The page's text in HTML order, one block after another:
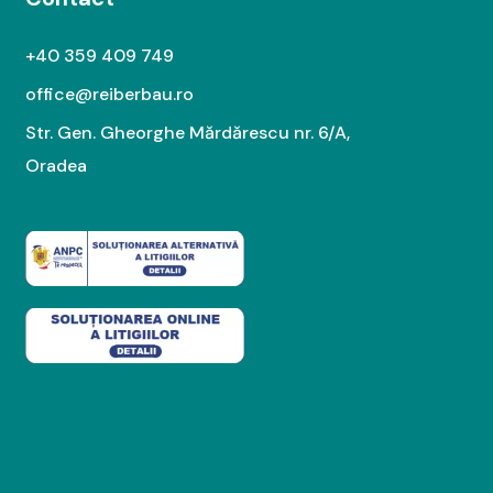
+40 359 409 749
office@reiberbau.ro
Str. Gen. Gheorghe Mărdărescu nr. 6/A,
Oradea